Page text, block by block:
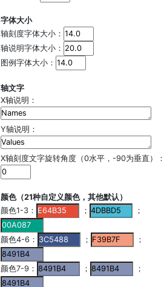
字体大小
轴刻度字体大小：
轴说明字体大小：
图例字体大小：
轴文字
X轴说明：
Y轴说明：
X轴刻度文字旋转角度（0水平，-90为垂直）
颜色（21种自定义颜色，其他默认）
颜色1-3：
； ；
颜色4-6： ； ；
颜色7-9： ； ；